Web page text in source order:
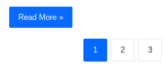
Read More »
1 2 3